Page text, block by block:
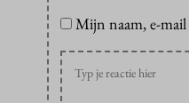
Mijn naam, e-mail